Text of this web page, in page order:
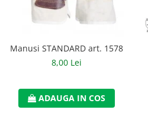
Caciuli
Sepci
Antifoane
Manusi STANDARD art. 1578
8,00 Lei
ADAUGA IN COS